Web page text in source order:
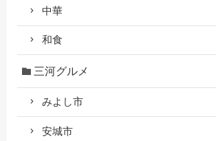
中華
和食
三河グルメ
みよし市
安城市